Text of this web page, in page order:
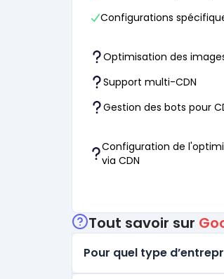
Configurations
Optimisation des
Support multi-CDN
Gestion des bots pour
Configuration de
via CDN
Tout savoir sur
Pour quel type